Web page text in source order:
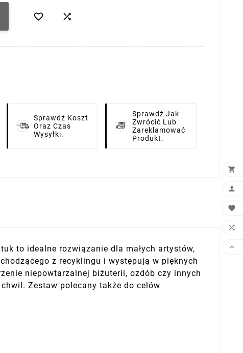
 
Sprawdź Koszt
Oraz Czas
Wysyłki.
Sprawdź Jak
Zwrócić Lub
Zareklamować
Produkt.
to idealne rozwiązanie dla małych artystów,
z recyklingu i występują w pięknych
niepowtarzalnej biżuterii, ozdób czy innych
Zestaw polecany także do celów




